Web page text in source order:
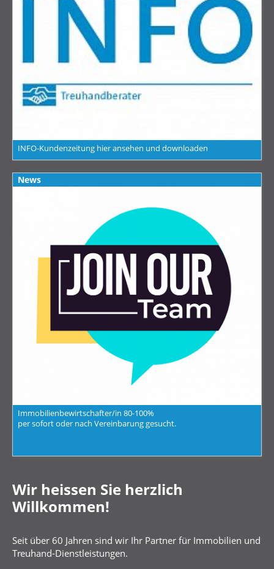
INFO-Kundenzeitung hier ansehen und downloaden
News
Immobilienbewirtschafter/in 80-100%
per sofort oder nach Vereinbarung gesucht.
Wir heissen Sie herzlich
Willkommen!
Seit über 60 Jahren sind wir Ihr Partner für Immobilien und
Treuhand-Dienstleistungen.